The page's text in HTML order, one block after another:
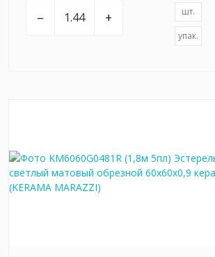
– + шт.
упак.